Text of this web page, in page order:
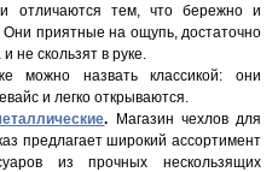
отличаются тем, что бережно и
приятные на ощупь, достаточно
не скользят в руке.
можно назвать классикой: они
и легко открываются.
. Магазин чехлов для
предлагает широкий ассортимент
из прочных нескользящих